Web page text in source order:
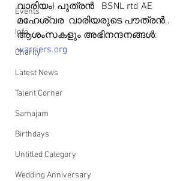
Events
Info
Charity
Latest News
Talent Corner
Samajam
Birthdays
Untitled Category
Wedding Anniversary
വാരിയം) പുത്രൻ   BSNL rtd AE
മഹേശ്വര  വാരിയരുടെ പൗത്രൻ..
ആശംസകളും അഭിനന്ദനങ്ങൾ:
warriers.org